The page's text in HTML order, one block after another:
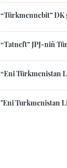
“Türkmennebit” DK
“Tatneft” JPJ-niň
“Eni Türkmenistan
"Eni Turkmenistan